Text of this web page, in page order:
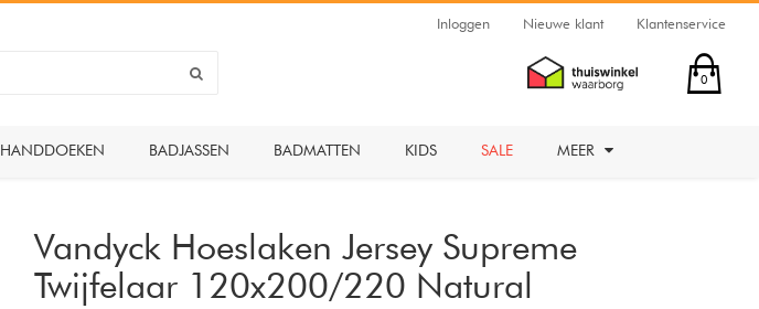
Inloggen Nieuwe klant Klantenservice
0
HANDDOEKEN BADJASSEN BADMATTEN KIDS SALE MEER
Vandyck Hoeslaken Jersey Supreme
Twijfelaar 120x200/220 Natural